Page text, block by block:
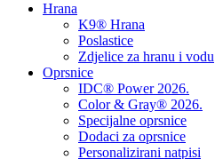
Hrana
K9® Hrana
Poslastice
Zdjelice za hranu i vodu
Oprsnice
IDC® Power 2026.
Color & Gray® 2026.
Specijalne oprsnice
Dodaci za oprsnice
Personalizirani natpisi